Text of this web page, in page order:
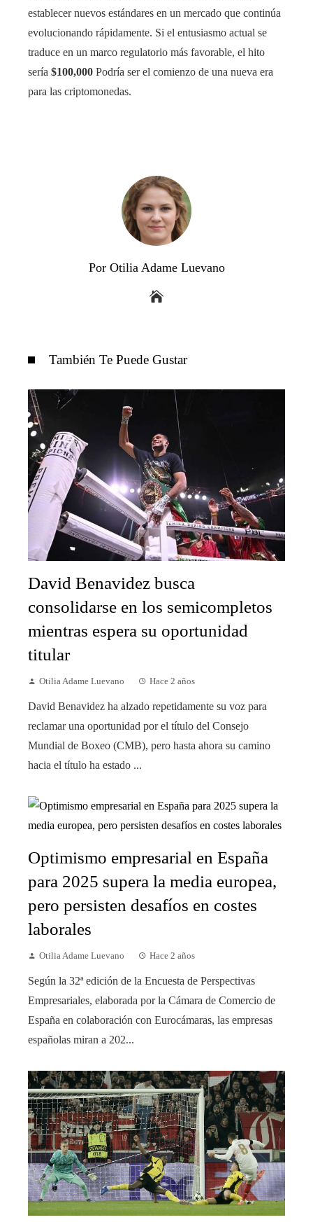
establecer nuevos estándares en un mercado que continúa
evolucionando rápidamente. Si el entusiasmo actual se
traduce en un marco regulatorio más favorable, el hito
sería $100,000 Podría ser el comienzo de una nueva era
para las criptomonedas.
Por Otilia Adame Luevano
También Te Puede Gustar
David Benavidez busca
consolidarse en los semicompletos
mientras espera su oportunidad
titular
Otilia Adame Luevano Hace 2 años
David Benavidez ha alzado repetidamente su voz para
reclamar una oportunidad por el título del Consejo
Mundial de Boxeo (CMB), pero hasta ahora su camino
hacia el título ha estado ...
Optimismo empresarial en España
para 2025 supera la media europea,
pero persisten desafíos en costes
laborales
Otilia Adame Luevano Hace 2 años
Según la 32ª edición de la Encuesta de Perspectivas
Empresariales, elaborada por la Cámara de Comercio de
España en colaboración con Eurocámaras, las empresas
españolas miran a 202...